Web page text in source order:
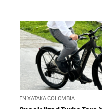
EN XATAKA COLOMBIA